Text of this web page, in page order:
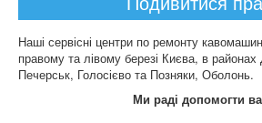
Наші сервісні центри по ремонту
правому та лівому березі Києва, в
Печерськ, Голосієво та Позняки, Оболонь.
Ми раді допомогти